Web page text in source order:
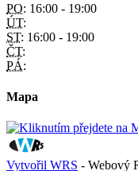
PO: 16:00 - 19:00
ÚT:
ST: 16:00 - 19:00
ČT:
PÁ:
Mapa
Vytvořil WRS - Webový